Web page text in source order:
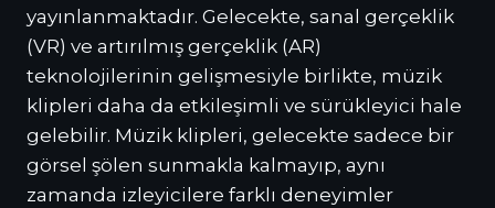
yayınlanmaktadır. Gelecekte, sanal gerçeklik
(VR) ve artırılmış gerçeklik (AR)
teknolojilerinin gelişmesiyle birlikte, müzik
klipleri daha da etkileşimli ve sürükleyici hale
gelebilir. Müzik klipleri, gelecekte sadece bir
görsel şölen sunmakla kalmayıp, aynı
zamanda izleyicilere farklı deneyimler